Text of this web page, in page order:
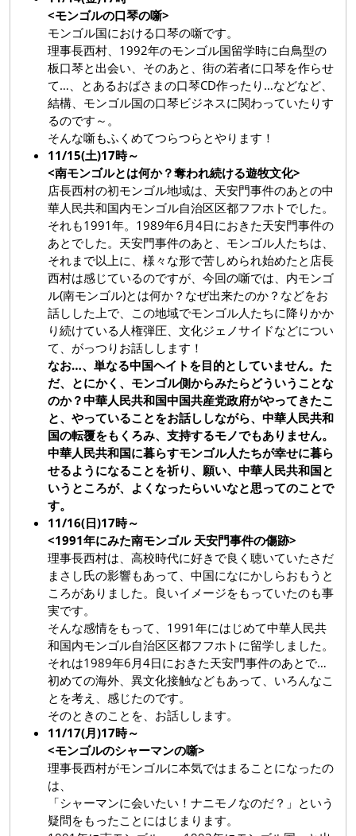
<モンゴルの口琴の噺>
モンゴル国における口琴の噺です。
理事長西村、1992年のモンゴル国留学時に白鳥型の
板口琴と出会い、そのあと、街の若者に口琴を作らせ
て…、とあるおばさまの口琴CD作ったり…などなど、
結構、モンゴル国の口琴ビジネスに関わっていたりす
るのです～。
そんな噺もふくめてつらつらとやります！
11/15(土)17時～
<南モンゴルとは何か？奪われ続ける遊牧文化>
店長西村の初モンゴル地域は、天安門事件のあとの中
華人民共和国内モンゴル自治区区都フフホトでした。
それも1991年。1989年6月4日におきた天安門事件の
あとでした。天安門事件のあと、モンゴル人たちは、
それまで以上に、様々な形で苦しめられ始めたと店長
西村は感じているのですが、今回の噺では、内モンゴ
ル(南モンゴル)とは何か？なぜ出来たのか？などをお
話しした上で、この地域でモンゴル人たちに降りかか
り続けている人権弾圧、文化ジェノサイドなどについ
て、がっつりお話しします！
なお…、単なる中国ヘイトを目的としていません。た
だ、とにかく、モンゴル側からみたらどういうことな
のか？中華人民共和国中国共産党政府がやってきたこ
と、やっていることをお話ししながら、中華人民共和
国の転覆をもくろみ、支持するモノでもありません。
中華人民共和国に暮らすモンゴル人たちが幸せに暮ら
せるようになることを祈り、願い、中華人民共和国と
いうところが、よくなったらいいなと思ってのことで
す。
11/16(日)17時～
<1991年にみた南モンゴル 天安門事件の傷跡>
理事長西村は、高校時代に好きで良く聴いていたさだ
まさし氏の影響もあって、中国になにかしらおもうと
ころがありました。良いイメージをもっていたのも事
実です。
そんな感情をもって、1991年にはじめて中華人民共
和国内モンゴル自治区区都フフホトに留学しました。
それは1989年6月4日におきた天安門事件のあとで…
初めての海外、異文化接触などもあって、いろんなこ
とを考え、感じたのです。
そのときのことを、お話しします。
11/17(月)17時～
<モンゴルのシャーマンの噺>
理事長西村がモンゴルに本気ではまることになったの
は、
「シャーマンに会いたい！ナニモノなのだ？」という
疑問をもったことにはじまります。